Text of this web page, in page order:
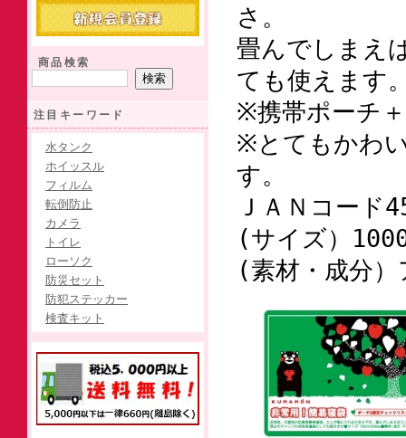
商品検索
注目キーワード
水タンク
ホイッスル
フィルム
転倒防止
カメラ
トイレ
ローソク
防災セット
防犯ステッカー
検査キット
さ。
畳んでしまえ
ても使えます
※携帯ポーチ
※とてもかわ
す。
ＪＡＮコー
(サイズ）
(素材・成分）